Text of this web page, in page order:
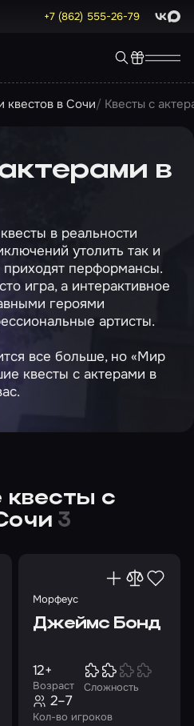
+7 (862) 555-26-79 Max
квестов в Сочи Квесты с
в
в реальности
утолить так и
перформансы.
игра, а интерактивное
героями
артисты.
все больше, но «Мир
квесты с актерами в
с
3
Морфеус
Джеймс Бонд
Возраст
12+
Сложность
Кол-во игроков
2–7